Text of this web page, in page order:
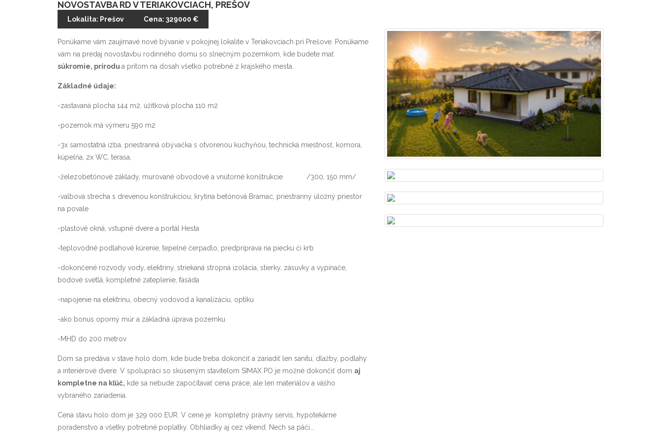
NOVOSTAVBA RD V TERIAKOVCIACH, PREŠOV
Lokalita: Prešov Cena: 329000 €
Ponúkame vám zaujímavé nové bývanie v pokojnej lokalite v Teriakovciach pri Prešove. Ponúkame
vám na predaj novostavbu rodinného domu so slnečným pozemkom, kde budete mať
súkromie, prírodua pritom na dosah všetko potrebné z krajského mesta.
Základné údaje:
-zastavaná plocha 144 m2, úžitková plocha 110 m2
-pozemok má výmeru 590 m2
-3x samostatná izba, priestranná obývačka s otvorenou kuchyňou, technická miestnosť, komora,
kúpeľňa, 2x WC, terasa,
-železobetónové základy, murované obvodové a vnútorné konštrukcie /300, 150 mm/
-valbová strecha s drevenou konštrukciou, krytina betónová Bramac, priestranný úložný priestor
na povale
-plastové okná, vstupné dvere a portál Hesta
-teplovodné podlahové kúrenie, tepelné čerpadlo, predpríprava na piecku či krb
-dokončené rozvody vody, elektriny, striekaná stropná izolácia, stierky, zásuvky a vypínače,
bodové svetlá, kompletné zateplenie, fasáda
-napojenie na elektrinu, obecný vodovod a kanalizáciu, optiku
-ako bonus oporný múr a základná úprava pozemku
-MHD do 200 metrov
Dom sa predáva v stave holo dom, kde bude treba dokončiť a zariadiť len sanitu, dlažby, podlahy
a interiérové dvere. V spolupráci so skúseným staviteľom SIMAX PO je možné dokončiť dom aj
kompletne na kľúč, kde sa nebude započítavať cena práce, ale len materiálov a vášho
vybraného zariadenia.
Cena stavu holo dom je 329 000 EUR. V cene je kompletný právny servis, hypotekárne
poradenstvo a všetky potrebné poplatky. Obhliadky aj cez víkend. Nech sa páči...